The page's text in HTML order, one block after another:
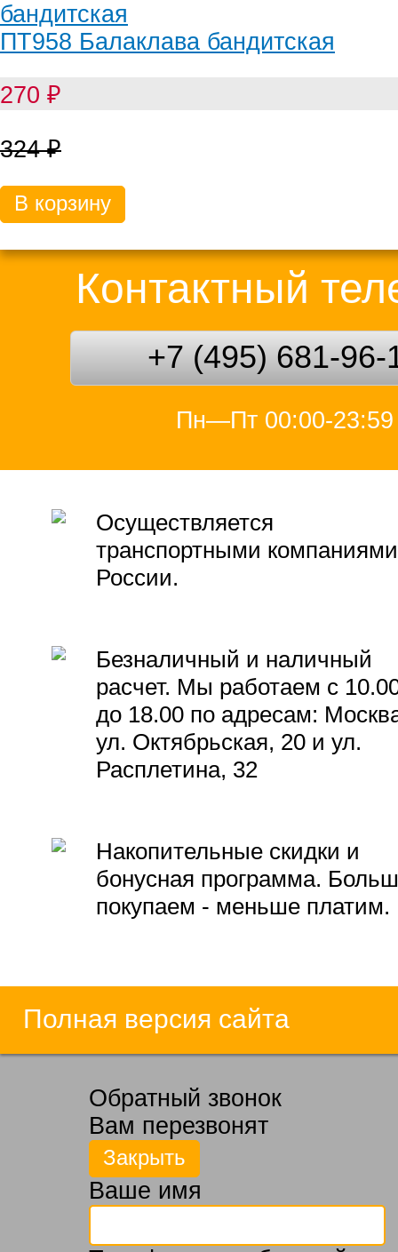
ПТ958 Балаклава бандитская
270 ₽
324₽
В корзину
Контактный
+7 (495) 681-96-
Пн—Пт 00:00-23:59
Осуществляется
транспортными компаниями
России.
Безналичный и наличный
расчет. Мы работаем с
до 18.00 по адресам:
ул. Октябрьская, 20 и ул.
Расплетина, 32
Накопительные скидки и
бонусная программа.
покупаем - меньше платим.
Полная версия сайта
Обратный звонок
Вам перезвонят
Ваше имя